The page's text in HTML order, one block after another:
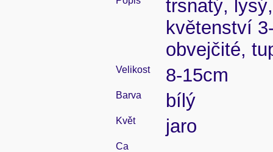
trsnatý,
květenství
obvejčité,
Velikost 8-15cm
Barva bílý
Květ jaro
Ca